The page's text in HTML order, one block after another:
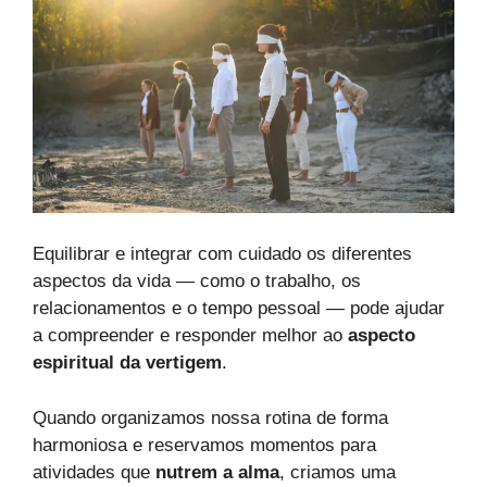
Equilibrar e integrar com cuidado os diferentes
aspectos da vida — como o trabalho, os
relacionamentos e o tempo pessoal — pode ajudar
a compreender e responder melhor ao aspecto
espiritual da vertigem.
Quando organizamos nossa rotina de forma
harmoniosa e reservamos momentos para
atividades que nutrem a alma, criamos uma